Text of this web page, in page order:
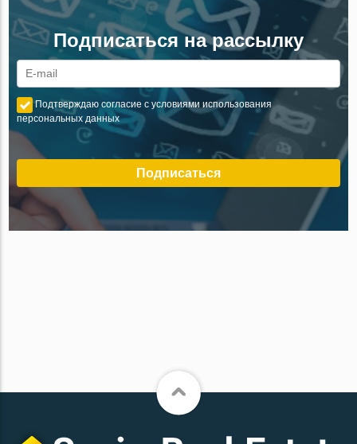
Подписаться на рассылку
Подтверждаю согласие с условиями использования
персональных данных
Подписаться